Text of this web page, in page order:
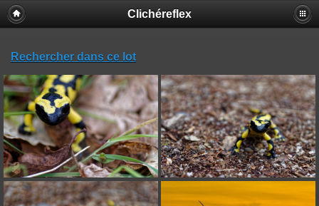
Clichéreflex
Rechercher dans ce lot